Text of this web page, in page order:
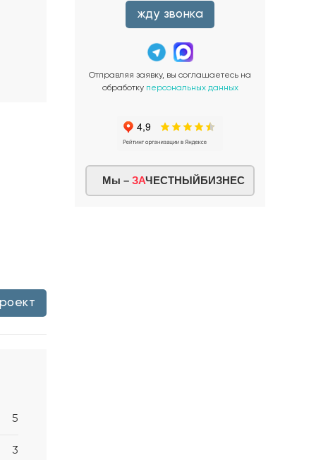
5
3
жду звонка
Отправляя заявку, вы соглашаетесь на
обработку персональных данных
Мы – ЗАЧЕСТНЫЙБИЗНЕС